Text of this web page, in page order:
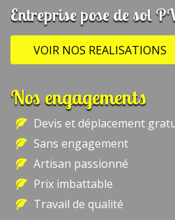
Entreprise pose de sol
VOIR NOS REALISATIONS
Nos engagements
Devis et déplacement
Sans engagement
Artisan passionné
Prix imbattable
Travail de qualité